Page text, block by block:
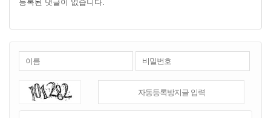
등록된 댓글이 없습니다.